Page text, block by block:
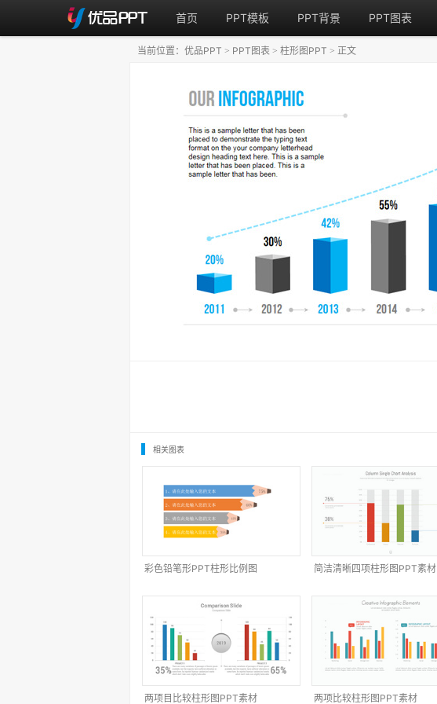
首页 PPT模板 PPT背景 PPT图表
当前位置： 优品PPT > PPT图表 > 柱形图PPT > 正文
相关图表
彩色铅笔形PPT柱形比例图 简洁清晰四项柱形图PPT素材
两项目比较柱形图PPT素材 两项比较柱形图PPT素材